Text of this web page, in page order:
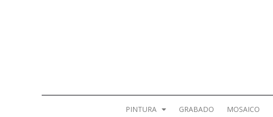
PINTURA GRABADO MOSAICO